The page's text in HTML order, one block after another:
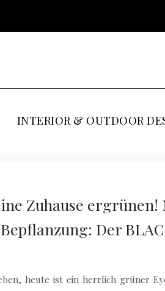
INTERIOR & OUTDOOR
Zuhause
Der
heute ist ein herrlich grüner